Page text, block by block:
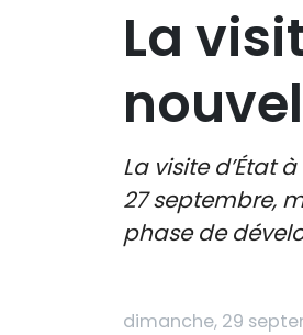
La
La visite d’État
27 septembre,
phase de
dimanche, 29